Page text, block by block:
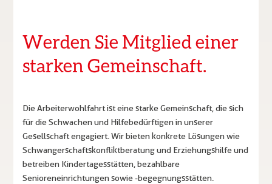
Werden Sie Mitglied einer
starken Gemeinschaft.
Die Arbeiterwohlfahrt ist eine starke Gemeinschaft, die sich
für die Schwachen und Hilfebedürftigen in unserer
Gesellschaft engagiert. Wir bieten konkrete Lösungen wie
Schwangerschaftskonfliktberatung und Erziehungshilfe und
betreiben Kindertagesstätten, bezahlbare
Senioreneinrichtungen sowie -begegnungsstätten.